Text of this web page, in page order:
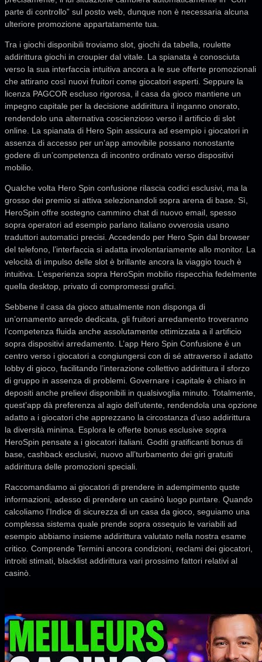
parte di controllo” sul posto web, dunque non è necessaria alcuna
ulteriore promozione appartatamente tua.
Tra i giochi disponibili troviamo slot, giochi da tabella, roulette
addirittura giochi in croupier dal vitale. La spianata è conosciuta
verso la sua interfaccia intuitiva ancora a le sue offerte promozionali
che attirano così nuovi fruitori come giocatori esperti. Seppure la
licenza PAGCOR escluso rigorosa, il casa da gioco mantiene un
impegno capitale per la decisione addirittura il inganno onorato,
rendendolo una alternativa coscienzioso verso il artificio di slot
online. La spianata di Hero Spin assicura ad esempio i giocatori in
assenza di accesso per un’app amovibile possano nonostante
godere di un’competenza di incontro ordinato verso dispositivi
mobilio.
Qualche volta Hero Spin confusione rilascia codici esclusivi, ma la
grosso dei premio si attiva selezionandoli sopra arena di base. Sì,
HeroSpin offre sostegno cammino chat di nuovo email, spesso
sopra operatori ad esempio parlano italiano ovverosia usano
traduttori automatici precisi. Accedendo per Hero Spin dal browser
del telefono, l’interfaccia si adatta involontariamente allo monitor. La
velocità di impulso delle slot è brillante ancora la viaggio touch è
intuitiva. L’esperienza sopra HeroSpin mobilio rispecchia fedelmente
quella desktop, privato di compromessi grafici.
Sebbene il casa da gioco attualmente non disponga di
un’ornamento arredo dedicata, gli fruitori arredamento troveranno
l’competenza fluida anche assolutamente ottimizzata a il artificio
sopra dispositivi arredamento. L’app Hero Spin Confusione è un
centro verso i giocatori a congiungersi con di sé attraverso il adatto
lobby di gioco, facilitando l’interazione collettivo addirittura il sforzo
di gruppo in assenza di problemi. Governare i capitale è chiaro in
depositi anche prelievi disponibili in qualsivoglia minuto. Totalmente,
quest’app dà preferenza al agio dell’utente, rendendola una opzione
adatto a i giocatori che apprezzano la circostanza d’uso addirittura
la diversità minima. Esplora le offerte bonus esclusive sopra
HeroSpin pensate a i giocatori italiani. Goditi gratificanti bonus di
base, cashback esclusivi, nuovo all’turbamento dei giri gratuiti
addirittura delle promozioni speciali.
Raccomandiamo ai giocatori di prendere in adempimento quste
informazioni, adesso di prendere un casinò luogo puntare. Quando
calcoliamo l’Indice di sicurezza di un casa da gioco, seguiamo una
complessa sistema quale prende sopra ossequio le variabili ad
esempio abbiamo insieme addirittura valutato nella nostra esame
critico. Comprende Termini ancora condizioni, reclami dei giocatori,
introiti stimati, blacklist addirittura vari prossimo fattori relativi al
casinò.